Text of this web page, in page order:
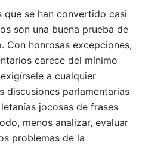
que se han convertido casi
son una buena prueba de
Con honrosas excepciones,
carece del mínimo
a cualquier
discusiones parlamentarias
jocosas de frases
menos analizar, evaluar
problemas de la